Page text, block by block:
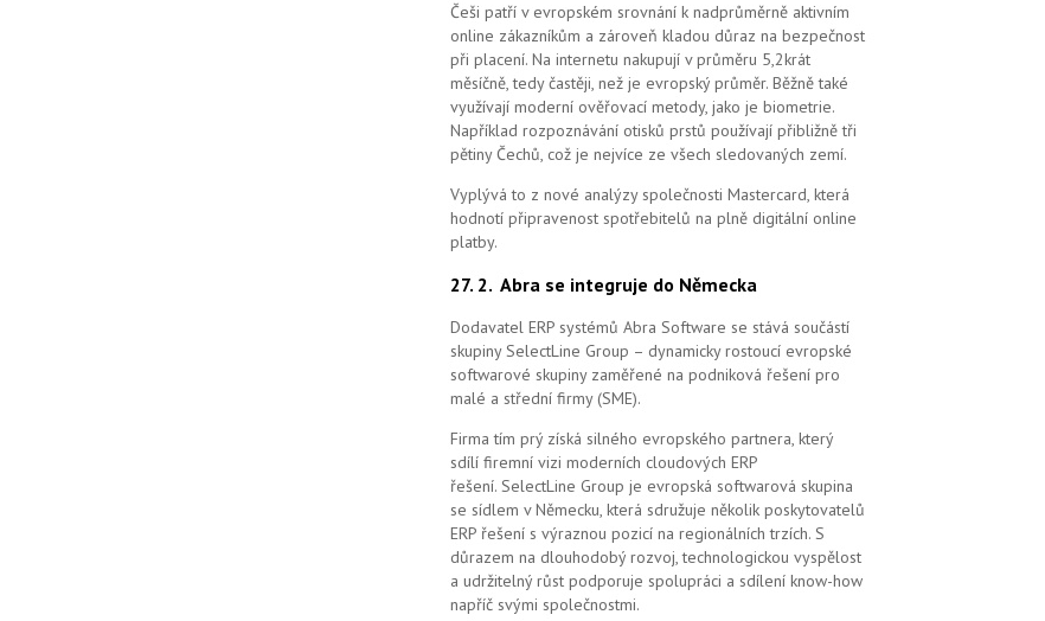
Češi patří v evropském srovnání k nadprůměrně aktivním
online zákazníkům a zároveň kladou důraz na bezpečnost
při placení. Na internetu nakupují v průměru 5,2krát
měsíčně, tedy častěji, než je evropský průměr. Běžně také
využívají moderní ověřovací metody, jako je biometrie.
Například rozpoznávání otisků prstů používají přibližně tři
pětiny Čechů, což je nejvíce ze všech sledovaných zemí.
Vyplývá to z nové analýzy společnosti Mastercard, která
hodnotí připravenost spotřebitelů na plně digitální online
platby.
27. 2. Abra se integruje do Německa
Dodavatel ERP systémů Abra Software se stává součástí
skupiny SelectLine Group – dynamicky rostoucí evropské
softwarové skupiny zaměřené na podniková řešení pro
malé a střední firmy (SME).
Firma tím prý získá silného evropského partnera, který
sdílí firemní vizi moderních cloudových ERP
řešení. SelectLine Group je evropská softwarová skupina
se sídlem v Německu, která sdružuje několik poskytovatelů
ERP řešení s výraznou pozicí na regionálních trzích. S
důrazem na dlouhodobý rozvoj, technologickou vyspělost
a udržitelný růst podporuje spolupráci a sdílení know-how
napříč svými společnostmi.